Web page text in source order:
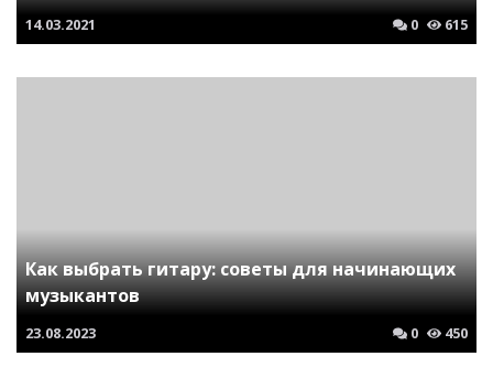
14.03.2021 0 615
Как выбрать гитару: советы для начинающих
музыкантов
23.08.2023 0 450